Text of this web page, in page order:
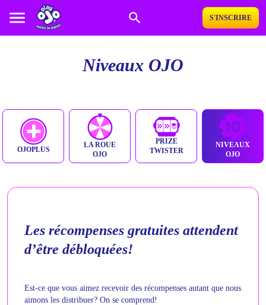
S'INSCRIRE
Niveaux OJO
OJOPLUS
LA ROUE
OJO
PRIZE
TWISTER
NIVEAUX
OJO
Les récompenses gratuites attendent
d’être débloquées!
Est-ce que vous aimez recevoir des récompenses autant que nous
aimons les distribuer? On se comprend!